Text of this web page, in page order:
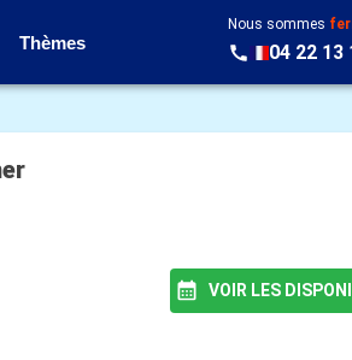
Thèmes
Nous sommes
04 22 13
VOIR LES